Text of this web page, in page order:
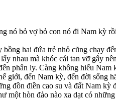
nó bỏ vợ bỏ con nó đi Nam kỳ
bồng hai đứa trẻ nhỏ cũng chạy
nhau mà khóc cái tan vỡ gây
phân ly. Càng không hiểu
giới, đến Nam kỳ, đến đời sống
đồn điền cao su và đất Nam kỳ
một hòn đảo nào xa dạt có